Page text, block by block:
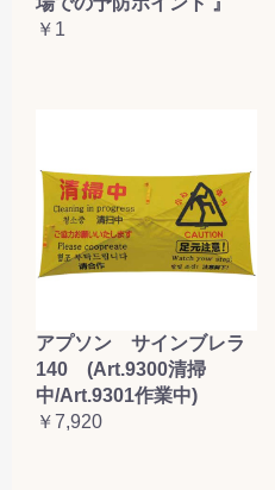
￥1
アプソン サインブレラ
140 (Art.9300清掃
中/Art.9301作業中)
￥7,920